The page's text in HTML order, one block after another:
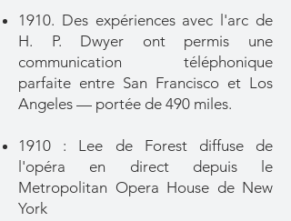
1910. Des expériences avec l'arc de
H. P. Dwyer ont permis une
communication téléphonique
parfaite entre San Francisco et Los
Angeles — portée de 490 miles.
1910 : Lee de Forest diffuse de
l'opéra en direct depuis le
Metropolitan Opera House de New
York